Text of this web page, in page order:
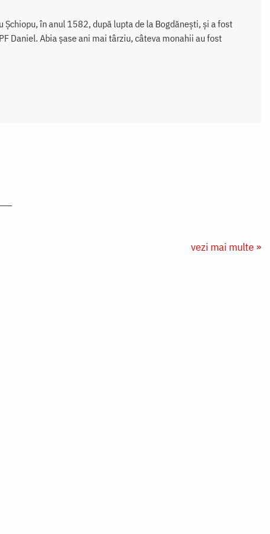
în anul 1582, după lupta de la Bogdăneşti, şi a fost
Daniel. Abia şase ani mai târziu, câteva monahii au fost
vezi mai multe »